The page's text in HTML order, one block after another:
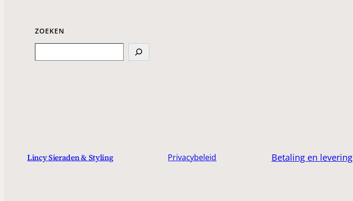
ZOEKEN
Lincy Sieraden & Styling Privacybeleid Betaling en levering